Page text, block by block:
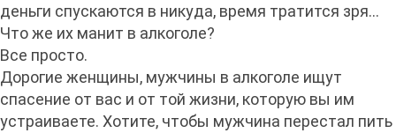
деньги спускаются в никуда, время тратится зря...
Что же их манит в алкоголе?
Все просто.
Дорогие женщины, мужчины в алкоголе ищут
спасение от вас и от той жизни, которую вы им
устраиваете. Хотите, чтобы мужчина перестал пить